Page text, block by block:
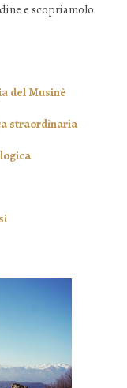
e scopriamolo
del Musinè
straordinaria